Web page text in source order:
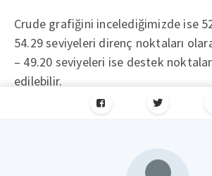
Crude grafiğini incelediğimizde ise
54.29 seviyeleri direnç noktaları
– 49.20 seviyeleri ise destek
edilebilir.